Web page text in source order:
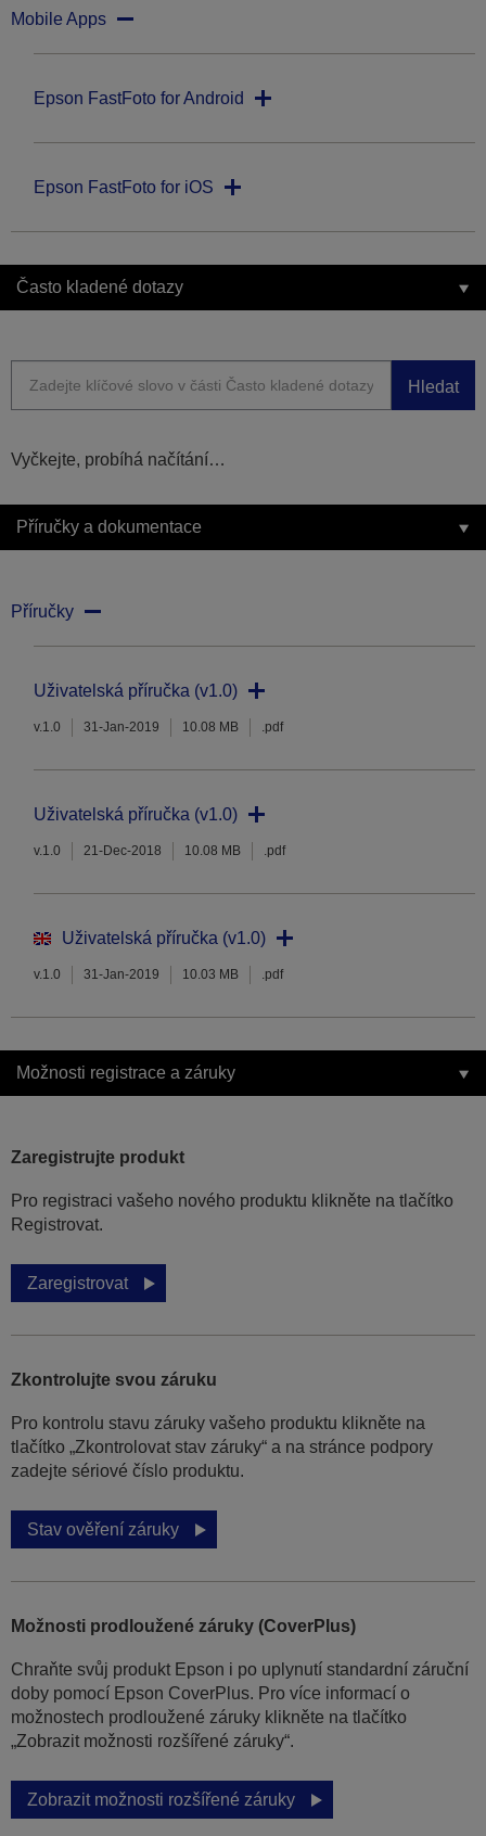
Mobile Apps
Epson FastFoto for Android
Epson FastFoto for iOS
Často kladené dotazy
Hledat
Vyčkejte, probíhá načítání…
Příručky a dokumentace
Příručky
Uživatelská příručka (v1.0)
v.1.0 31-Jan-2019 10.08 MB .pdf
Uživatelská příručka (v1.0)
v.1.0 21-Dec-2018 10.08 MB .pdf
Uživatelská příručka (v1.0)
v.1.0 31-Jan-2019 10.03 MB .pdf
Možnosti registrace a záruky
Zaregistrujte produkt
Pro registraci vašeho nového produktu klikněte na tlačítko
Registrovat.
Zaregistrovat
Zkontrolujte svou záruku
Pro kontrolu stavu záruky vašeho produktu klikněte na
tlačítko „Zkontrolovat stav záruky“ a na stránce podpory
zadejte sériové číslo produktu.
Stav ověření záruky
Možnosti prodloužené záruky (CoverPlus)
Chraňte svůj produkt Epson i po uplynutí standardní záruční
doby pomocí Epson CoverPlus. Pro více informací o
možnostech prodloužené záruky klikněte na tlačítko
„Zobrazit možnosti rozšířené záruky“.
Zobrazit možnosti rozšířené záruky